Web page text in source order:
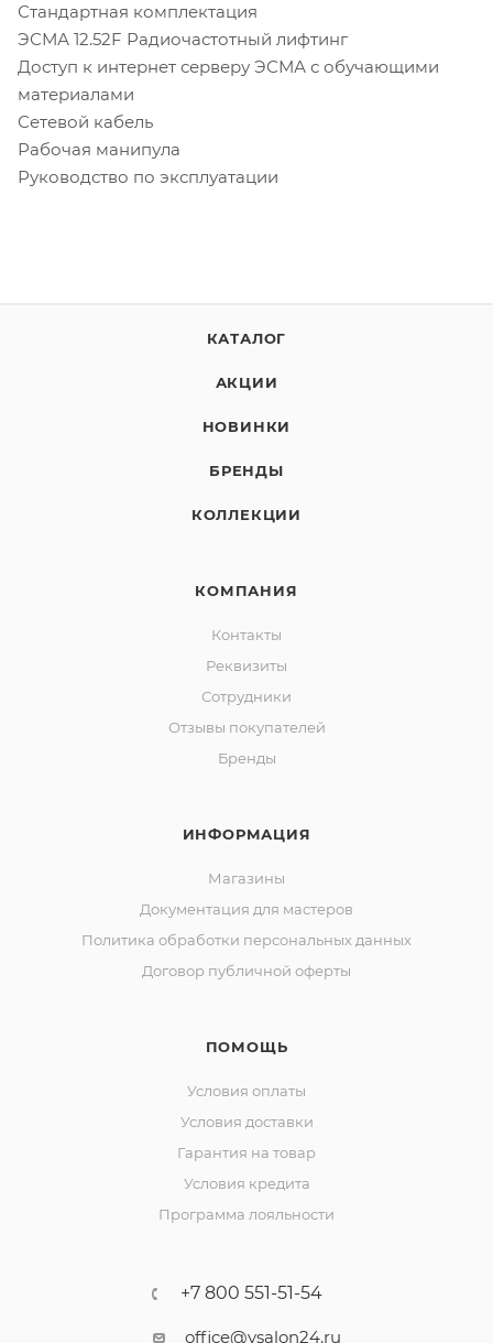
Стандартная комплектация
ЭСМА 12.52F Радиочастотный лифтинг
Доступ к интернет серверу ЭСМА с обучающими
материалами
Сетевой кабель
Рабочая манипула
Руководство по эксплуатации
КАТАЛОГ
АКЦИИ
НОВИНКИ
БРЕНДЫ
КОЛЛЕКЦИИ
КОМПАНИЯ
Контакты
Реквизиты
Сотрудники
Отзывы покупателей
Бренды
ИНФОРМАЦИЯ
Магазины
Документация для мастеров
Политика обработки персональных данных
Договор публичной оферты
ПОМОЩЬ
Условия оплаты
Условия доставки
Гарантия на товар
Условия кредита
Программа лояльности
+7 800 551-51-54
office@vsalon24.ru